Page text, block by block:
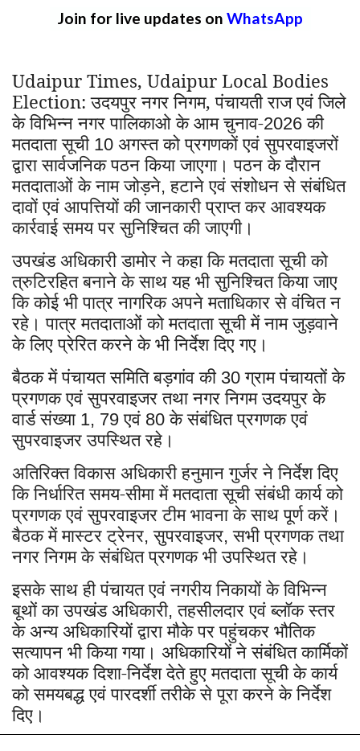
Join for live updates on WhatsApp
Udaipur Times, Udaipur Local Bodies
Election: उदयपुर नगर निगम, पंचायती राज एवं जिले
के विभिन्न नगर पालिकाओ के आम चुनाव-2026की
मतदाता सूची 10 अगस्त को प्रगणकों एवं सुपरवाइजरों
द्वारा सार्वजनिक पठन किया जाएगा। पठन के दौरान
मतदाताओं के नाम जोड़ने,हटाने एवं संशोधन से संबंधित
दावों एवं आपत्तियों की जानकारी प्राप्त कर आवश्यक
कार्रवाई समय पर सुनिश्चित की जाएगी।
उपखंड अधिकारी डामोर ने कहा कि मतदाता सूची को
त्रुटिरहित बनाने के साथ यह भी सुनिश्चित किया जाए
कि कोई भी पात्र नागरिक अपने मताधिकार से वंचित न
रहे। पात्र मतदाताओं को मतदाता सूची में नाम जुड़वाने
के लिए प्रेरित करने के भी निर्देश दिए गए।
बैठक में पंचायत समिति बड़गांव की 30ग्राम पंचायतों के
प्रगणक एवं सुपरवाइजर तथा नगर निगम उदयपुर के
वार्ड संख्या 1, 79एवं 80के संबंधित प्रगणक एवं
सुपरवाइजर उपस्थित रहे।
अतिरिक्त विकास अधिकारी हनुमान गुर्जर ने निर्देश दिए
कि निर्धारित समय-सीमा में मतदाता सूची संबंधी कार्य को
प्रगणक एवं सुपरवाइजर टीम भावना के साथ पूर्ण करें।
बैठक में मास्टर ट्रेनर,सुपरवाइजर,सभी प्रगणक तथा
नगर निगम के संबंधित प्रगणक भी उपस्थित रहे।
इसके साथ ही पंचायत एवं नगरीय निकायों के विभिन्न
बूथों का उपखंड अधिकारी,तहसीलदार एवं ब्लॉक स्तर
के अन्य अधिकारियों द्वारा मौके पर पहुंचकर भौतिक
सत्यापन भी किया गया। अधिकारियों ने संबंधित कार्मिकों
को आवश्यक दिशा-निर्देश देते हुए मतदाता सूची के कार्य
को समयबद्ध एवं पारदर्शी तरीके से पूरा करने के निर्देश
दिए।